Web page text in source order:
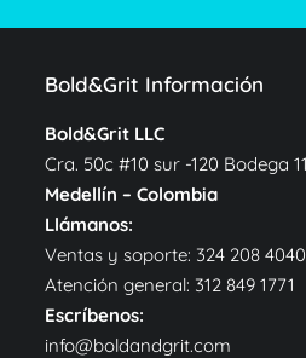
Bold&Grit Información
Bold&Grit LLC
Cra. 50c #10 sur -120 Bodega
Medellín – Colombia
Llámanos:
Ventas y soporte: 324 208 4040
Atención general: 312 849 1771
Escríbenos:
info@boldandgrit.com